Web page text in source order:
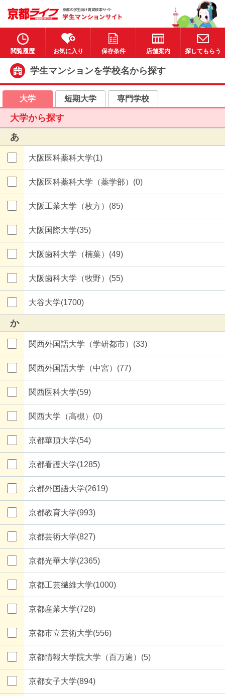
閲覧履歴 お気に入り 保存条件 店舗案内 探してもらう
学生マンションを学校名から探す
大学 短期大学 専門学校
大学から探す
あ
大阪医科薬科大学(1)
大阪医科薬科大学（薬学部）(0)
大阪工業大学（枚方）(85)
大阪国際大学(35)
大阪歯科大学（楠葉）(49)
大阪歯科大学（牧野）(55)
大谷大学(1700)
か
関西外国語大学（学研都市）(33)
関西外国語大学（中宮）(77)
関西医科大学(59)
関西大学（高槻）(0)
京都華頂大学(54)
京都看護大学(1285)
京都外国語大学(2619)
京都教育大学(993)
京都芸術大学(827)
京都光華大学(2365)
京都工芸繊維大学(1000)
京都産業大学(728)
京都市立芸術大学(556)
京都情報大学院大学（百万遍）(5)
京都女子大学(894)